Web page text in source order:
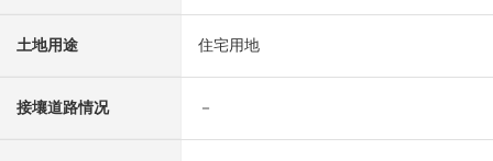
土地用途 住宅用地
接壤道路情况 －